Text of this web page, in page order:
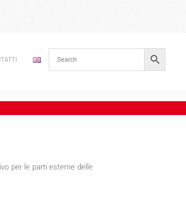
per le parti esterne delle